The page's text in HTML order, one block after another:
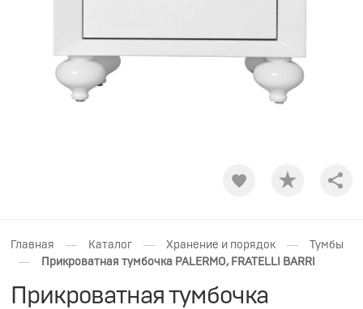
Главная — Каталог — Хранение и порядок — Тумбы
— Прикроватная тумбочка PALERMO, FRATELLI BARRI
Прикроватная тумбочка